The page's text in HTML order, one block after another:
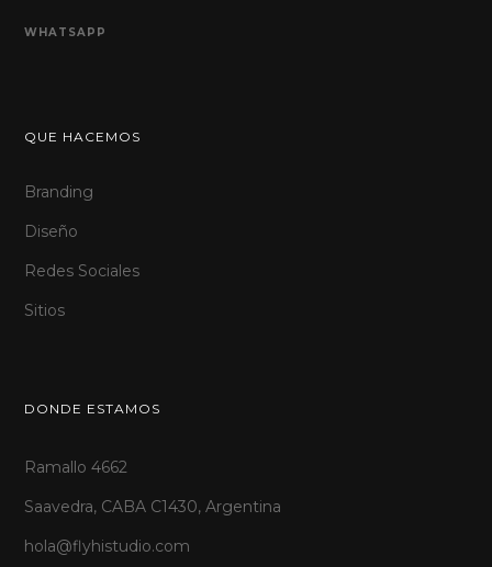
WHATSAPP
QUE HACEMOS
Branding
Diseño
Redes Sociales
Sitios
DONDE ESTAMOS
Ramallo 4662
Saavedra, CABA C1430, Argentina
hola@flyhistudio.com